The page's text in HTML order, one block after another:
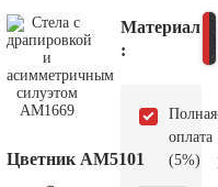
Цветник АМ5101
Материал
:
Полная
оплата
(5%)